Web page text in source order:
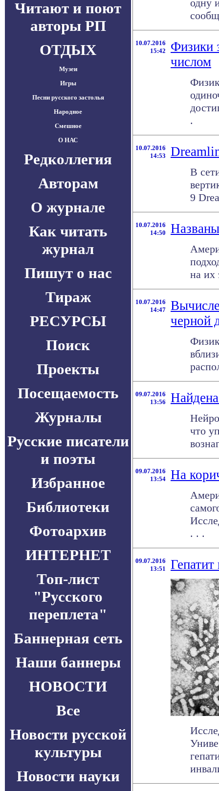
Читают и поют
авторы РП
ОТДЫХ
Музеи
Игры
Песни русского застолья
Народное
Смешное
О НАС
Редколлегия
Авторам
О журнале
Как читать
журнал
Пишут о нас
Тираж
РЕСУРСЫ
Поиск
Проекты
Посещаемость
Журналы
Русские писатели
и поэты
Избранное
Библиотеки
Фотоархив
ИНТЕРНЕТ
Топ-лист
"Русского
переплета"
Баннерная сеть
Наши баннеры
НОВОСТИ
Все
Новости русской
культуры
Новости науки
одну
10.07.2016
15:42
Физики
числом
.
10.07.2016
14:53
В
9
10.07.2016
14:50
на их
10.07.2016
14:47
черной
09.07.2016
13:56
что
09.07.2016
13:54
На
. . .
09.07.2016
13:51
Гепатит